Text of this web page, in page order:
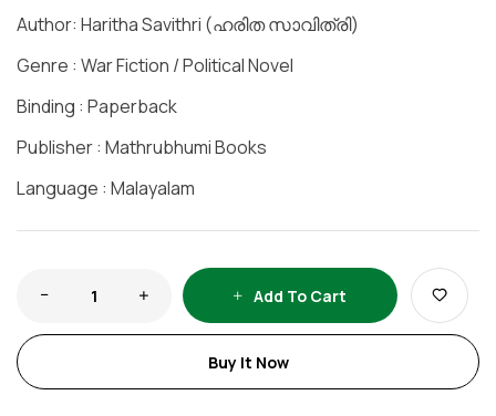
Author: Haritha Savithri (ഹരിത സാവിത്രി)
Genre : War Fiction / Political Novel
Binding : Paperback
Publisher : Mathrubhumi Books
Language : Malayalam
Add To Cart
Buy It Now